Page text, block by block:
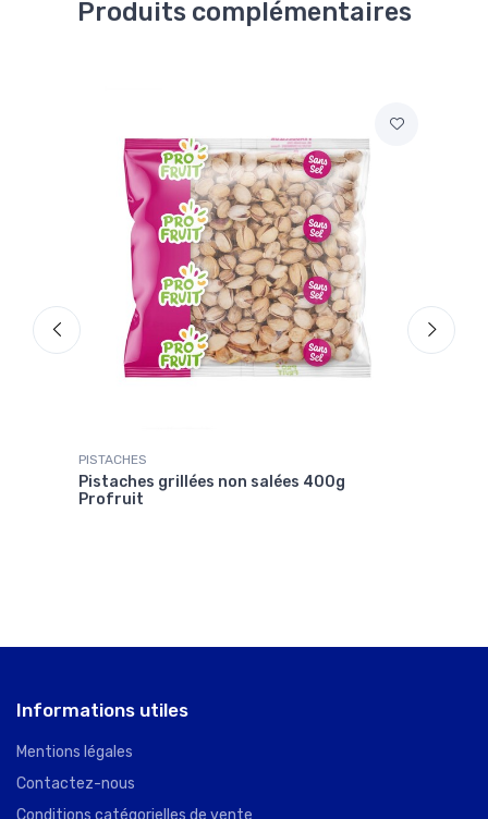
Produits complémentaires
PISTACHES
Pistaches grillées non salées 400g
Profruit
Informations utiles
Mentions légales
Contactez-nous
Conditions catégorielles de vente